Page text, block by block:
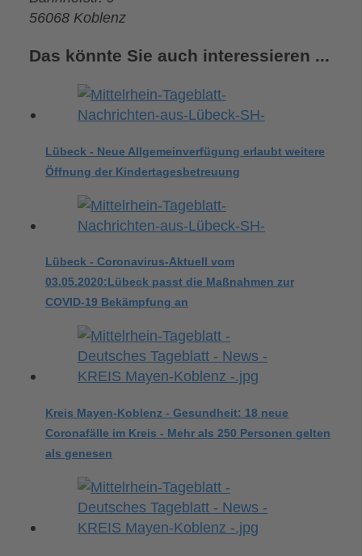
56068 Koblenz
Das könnte Sie auch interessieren ...
Lübeck - Neue Allgemeinverfügung erlaubt weitere
Öffnung der Kindertagesbetreuung
Lübeck - Coronavirus-Aktuell vom
03.05.2020:Lübeck passt die Maßnahmen zur
COVID-19 Bekämpfung an
Kreis Mayen-Koblenz - Gesundheit: 18 neue
Coronafälle im Kreis - Mehr als 250 Personen gelten
als genesen